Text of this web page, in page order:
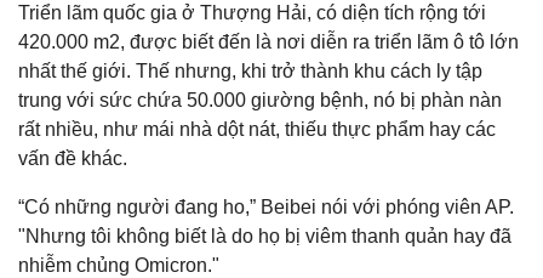
Triển lãm quốc gia ở Thượng Hải, có diện tích rộng tới
420.000 m2, được biết đến là nơi diễn ra triển lãm ô tô lớn
nhất thế giới. Thế nhưng, khi trở thành khu cách ly tập
trung với sức chứa 50.000 giường bệnh, nó bị phàn nàn
rất nhiều, như mái nhà dột nát, thiếu thực phẩm hay các
vấn đề khác.
“Có những người đang ho,” Beibei nói với phóng viên AP.
"Nhưng tôi không biết là do họ bị viêm thanh quản hay đã
nhiễm chủng Omicron."